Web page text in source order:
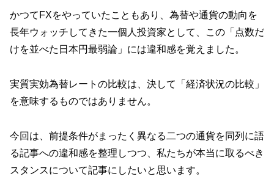
かつてFXをやっていたこともあり、為替や通貨の動向を
長年ウォッチしてきた一個人投資家として、この「点数だ
けを並べた日本円最弱論」には違和感を覚えました。
実質実効為替レートの比較は、決して「経済状況の比較」
を意味するものではありません。
今回は、前提条件がまったく異なる二つの通貨を同列に語
る記事への違和感を整理しつつ、私たちが本当に取るべき
スタンスについて記事にしたいと思います。